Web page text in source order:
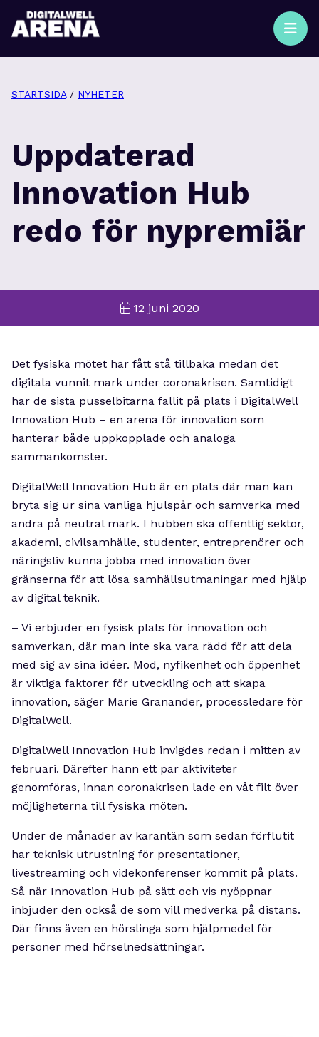
STARTSIDA/ NYHETER
Uppdaterad
Innovation Hub
redo för nypremiär
12 juni 2020
Det fysiska mötet har fått stå tillbaka medan det
digitala vunnit mark under coronakrisen. Samtidigt
har de sista pusselbitarna fallit på plats i DigitalWell
Innovation Hub – en arena för innovation som
hanterar både uppkopplade och analoga
sammankomster.
DigitalWell Innovation Hub är en plats där man kan
bryta sig ur sina vanliga hjulspår och samverka med
andra på neutral mark. I hubben ska offentlig sektor,
akademi, civilsamhälle, studenter, entreprenörer och
näringsliv kunna jobba med innovation över
gränserna för att lösa samhällsutmaningar med hjälp
av digital teknik.
– Vi erbjuder en fysisk plats för innovation och
samverkan, där man inte ska vara rädd för att dela
med sig av sina idéer. Mod, nyfikenhet och öppenhet
är viktiga faktorer för utveckling och att skapa
innovation, säger Marie Granander, processledare för
DigitalWell.
DigitalWell Innovation Hub invigdes redan i mitten av
februari. Därefter hann ett par aktiviteter
genomföras, innan coronakrisen lade en våt filt över
möjligheterna till fysiska möten.
Under de månader av karantän som sedan förflutit
har teknisk utrustning för presentationer,
livestreaming och videkonferenser kommit på plats.
Så när Innovation Hub på sätt och vis nyöppnar
inbjuder den också de som vill medverka på distans.
Där finns även en hörslinga som hjälpmedel för
personer med hörselnedsättningar.